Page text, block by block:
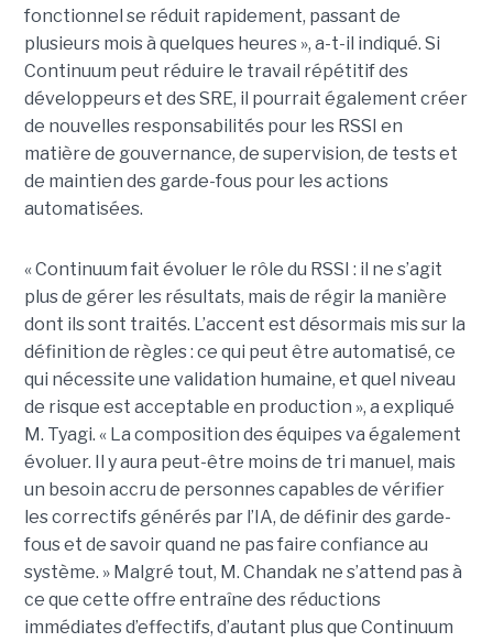
fonctionnel se réduit rapidement, passant de
plusieurs mois à quelques heures », a-t-il indiqué. Si
Continuum peut réduire le travail répétitif des
développeurs et des SRE, il pourrait également créer
de nouvelles responsabilités pour les RSSI en
matière de gouvernance, de supervision, de tests et
de maintien des garde-fous pour les actions
automatisées.
« Continuum fait évoluer le rôle du RSSI : il ne s’agit
plus de gérer les résultats, mais de régir la manière
dont ils sont traités. L’accent est désormais mis sur la
définition de règles : ce qui peut être automatisé, ce
qui nécessite une validation humaine, et quel niveau
de risque est acceptable en production », a expliqué
M. Tyagi. « La composition des équipes va également
évoluer. Il y aura peut-être moins de tri manuel, mais
un besoin accru de personnes capables de vérifier
les correctifs générés par l’IA, de définir des garde-
fous et de savoir quand ne pas faire confiance au
système. » Malgré tout, M. Chandak ne s’attend pas à
ce que cette offre entraîne des réductions
immédiates d’effectifs, d’autant plus que Continuum